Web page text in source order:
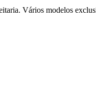
Vários modelos